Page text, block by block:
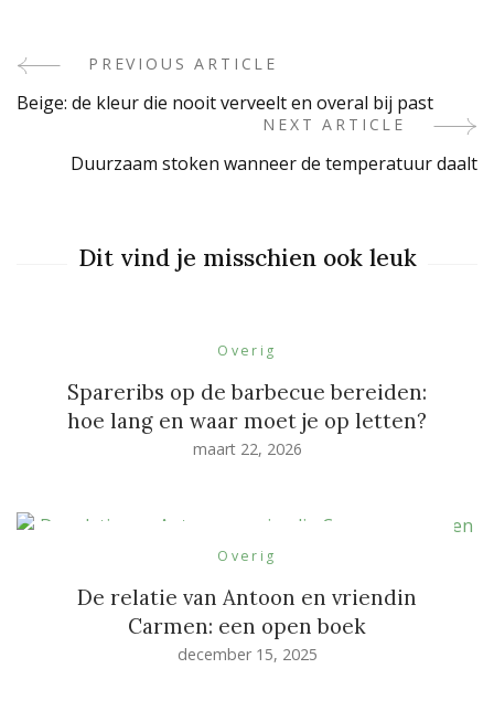
Post
Navigation
PREVIOUS ARTICLE
Beige: de kleur die nooit verveelt en overal bij past
NEXT ARTICLE
Duurzaam stoken wanneer de temperatuur daalt
Dit vind je misschien ook leuk
Overig
Spareribs op de barbecue bereiden:
hoe lang en waar moet je op letten?
maart 22, 2026
Overig
De relatie van Antoon en vriendin
Carmen: een open boek
december 15, 2025